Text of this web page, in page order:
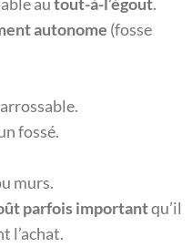
autonome (fosse
fossé.
murs.
parfois importantqu’il
l’achat.